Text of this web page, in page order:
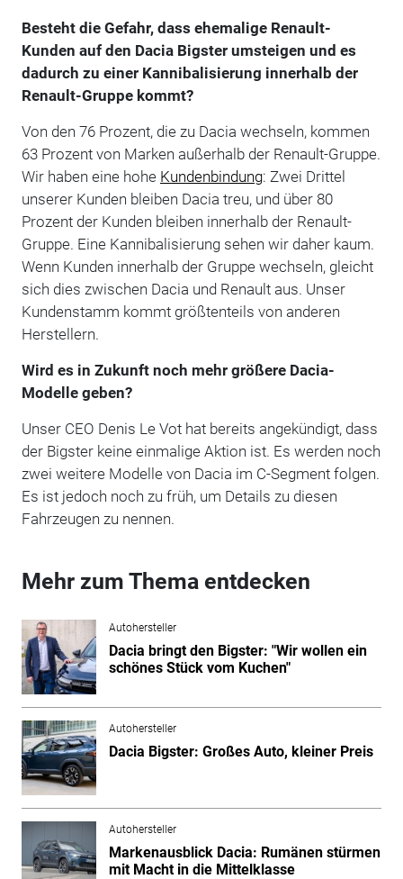
Besteht die Gefahr, dass ehemalige Renault-
Kunden auf den Dacia Bigster umsteigen und es
dadurch zu einer Kannibalisierung innerhalb der
Renault-Gruppe kommt?
Von den 76 Prozent, die zu Dacia wechseln, kommen
63 Prozent von Marken außerhalb der Renault-Gruppe.
Wir haben eine hohe Kundenbindung: Zwei Drittel
unserer Kunden bleiben Dacia treu, und über 80
Prozent der Kunden bleiben innerhalb der Renault-
Gruppe. Eine Kannibalisierung sehen wir daher kaum.
Wenn Kunden innerhalb der Gruppe wechseln, gleicht
sich dies zwischen Dacia und Renault aus. Unser
Kundenstamm kommt größtenteils von anderen
Herstellern.
Wird es in Zukunft noch mehr größere Dacia-
Modelle geben?
Unser CEO Denis Le Vot hat bereits angekündigt, dass
der Bigster keine einmalige Aktion ist. Es werden noch
zwei weitere Modelle von Dacia im C-Segment folgen.
Es ist jedoch noch zu früh, um Details zu diesen
Fahrzeugen zu nennen.
Mehr zum Thema entdecken
Autohersteller
Dacia bringt den Bigster: "Wir wollen ein
schönes Stück vom Kuchen"
Autohersteller
Dacia Bigster: Großes Auto, kleiner Preis
Autohersteller
Markenausblick Dacia: Rumänen stürmen
mit Macht in die Mittelklasse